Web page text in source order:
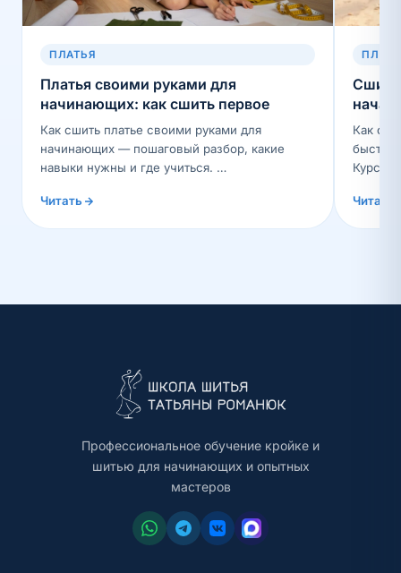
ПЛАТЬЯ
Платья своими руками для
начинающих: как сшить первое
Как сшить платье своими руками для
начинающих — пошаговый разбор, какие
навыки нужны и где учиться. …
Читать
Сшить
Как
Курсы
Читать
Профессиональное обучение кройке и
шитью для начинающих и опытных
мастеров